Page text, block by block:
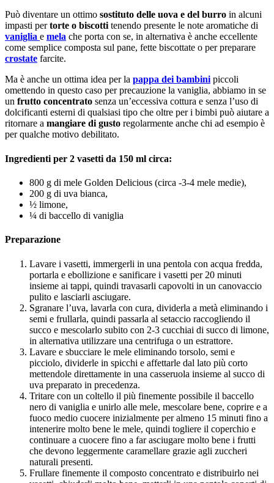
Può diventare un ottimo sostituto delle uova e del burro in alcuni
impasti pertorte o biscottitenendo presente le note aromatiche di
vaniglia e mela che porta con se, in alternativa è anche eccellente
come semplice composta sul pane, fette biscottate o per preparare
crostate farcite.
Ma è anche un ottima idea per la pappa dei bambinipiccoli
omettendo in questo caso per precauzione la vaniglia, abbiamo in se
un frutto concentrato senza un’eccessiva cottura e senza l’uso di
dolcificanti esterni di qualsiasi tipo che oltre per i bimbi può aiutare a
ritornare a mangiare di gusto regolarmente anche chi ad esempio è
per qualche motivo debilitato.
Ingredienti per 2 vasetti da 150 ml circa:
800 g di mele Golden Delicious (circa -3-4 mele medie),
200 g di uva bianca,
½ limone,
¼ di baccello di vaniglia
Preparazione
Lavare i vasetti, immergerli in una pentola con acqua fredda,
portarla e ebollizione e sanificare i vasetti per 20 minuti
insieme ai tappi, quindi travasarli capovolti in un canovaccio
pulito e lasciarli asciugare.
Sgranare l’uva, lavarla con cura, dividerla a metà eliminando i
semi e frullarla, quindi passarla al setaccio raccogliendo il
succo e mescolarlo subito con 2-3 cucchiai di succo di limone,
in alternativa utilizzare una centrifuga o un estrattore.
Lavare e sbucciare le mele eliminando torsolo, semi e
picciolo, dividerle in spicchi e affettarle dal lato più corto
mettendole direttamente in una casseruola insieme al succo di
uva preparato in precedenza.
Tritare con un coltello il più finemente possibile il baccello
nero di vaniglia e unirlo alle mele, mescolare bene, coprire e a
fuoco medio cuocere inizialmente per almeno 15 minuti fino a
intenerire molto bene le mele, quindi togliere il coperchio e
continuare a cuocere fino a far asciugare molto bene i frutti
che devono leggermente caramellare grazie agli zuccheri
naturali presenti.
Frullare finemente il composto concentrato e distribuirlo nei